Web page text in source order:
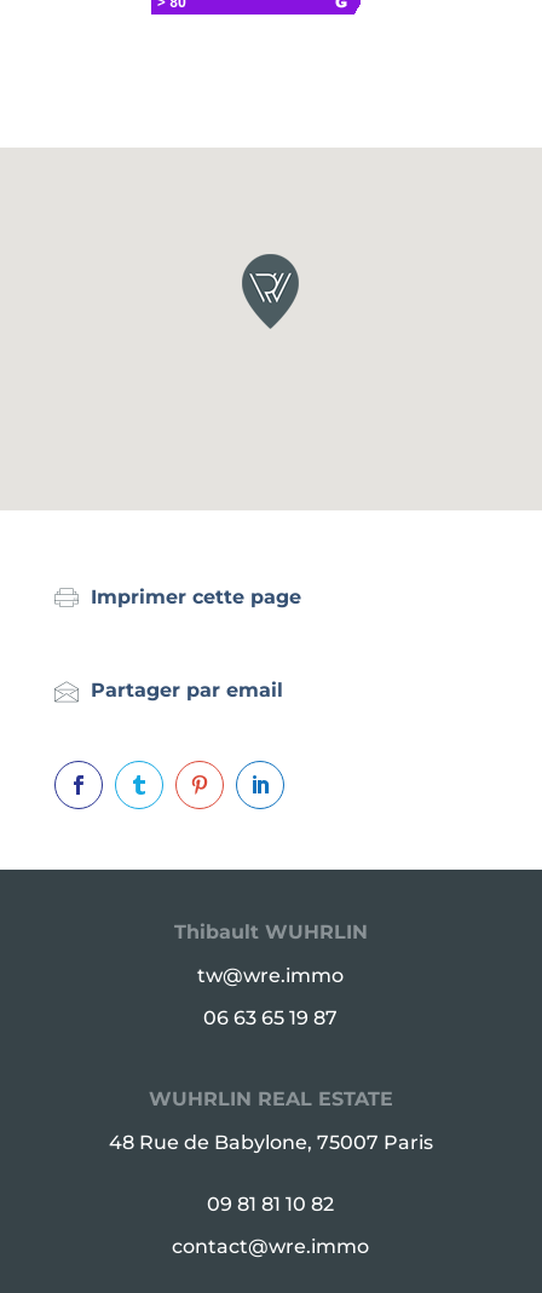
Imprimer cette page
Partager par email
   
Thibault WUHRLIN
tw@wre.immo
06 63 65 19 87
WUHRLIN REAL ESTATE
48 Rue de Babylone, 75007 Paris
09 81 81 10 82
contact@wre.immo